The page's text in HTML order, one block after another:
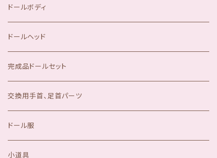
ドールボディ
ドールヘッド
完成品ドールセット
交換用手首、足首パーツ
ドール服
小道具